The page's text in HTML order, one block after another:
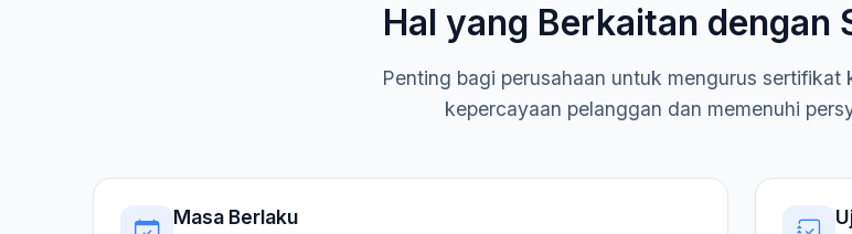
Hal yang Berkaitan dengan
Penting bagi perusahaan untuk mengurus sertifikat
kepercayaan pelanggan dan memenuhi
Masa Berlaku